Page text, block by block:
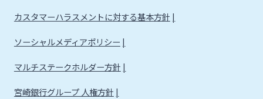
カスタマーハラスメントに対する基本方針
ソーシャルメディアポリシー
マルチステークホルダー方針
宮崎銀行グループ 人権方針